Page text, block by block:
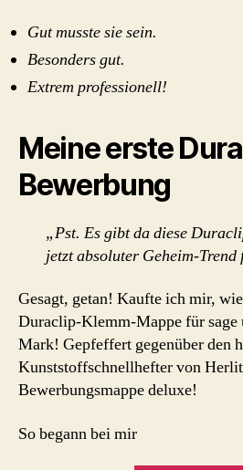
Gut musste sie sein.
Besonders gut.
Extrem professionell!
Meine erste
Bewerbung
„Pst. Es gibt da diese
jetzt absoluter Geheim-
Gesagt, getan! Kaufte ich mir,
Duraclip-Klemm-Mappe für sage
Mark! Gepfeffert gegenüber den
Kunststoffschnellhefter von
Bewerbungsmappe deluxe!
So begann bei mir